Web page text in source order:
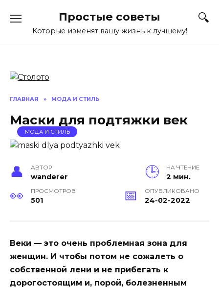
содержанию
Простые советы
Которые изменят вашу жизнь к лучшему!
ГЛАВНАЯ » МОДА И СТИЛЬ
Маски для подтяжки век
МОДА И СТИЛЬ
АВТОР
wanderer
НА ЧТЕНИЕ
2 мин.
ПРОСМОТРОВ
501
ОПУБЛИКОВАНО
24-02-2022
Веки — это очень проблемная зона для
женщин. И чтобы потом не сожалеть о
собственной лени и не прибегать к
дорогостоящим и, порой, болезненным